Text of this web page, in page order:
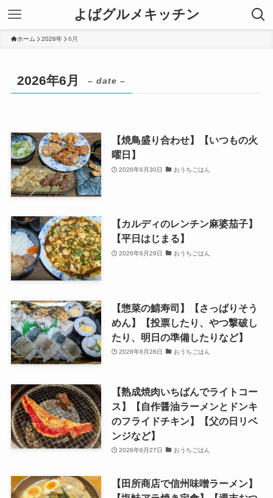
よばグルメキッチン
ホーム 2026年 6月
2026年6月 – date –
【焼鳥盛り合わせ】【いつもの火
曜日】
2026年6月30日 おうちごはん
【カルディのレンチン麻婆茄子】
【平日はじまる】
2026年6月29日 おうちごはん
【惣菜の鯖寿司】【さっぱりそう
めん】【投票したり、やつ撃破し
たり、明日の準備したりなど】
2026年6月28日 おうちごはん
【熟成焼肉いちばんでライトコー
ス】【自作醤油ラーメンとドンキ
のフライドチキン】【父の日リベ
ンジなど】
2026年6月27日 おうちごはん
【田所商店で信州味噌ラーメン】